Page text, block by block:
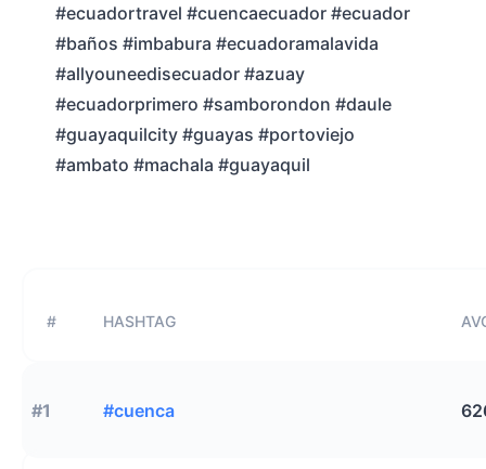
#ecuadortravel #cuencaecuador #ecuador
#baños #imbabura #ecuadoramalavida
#allyouneedisecuador #azuay
#ecuadorprimero #samborondon #daule
#guayaquilcity #guayas #portoviejo
#ambato #machala #guayaquil
# HASHTAG
#1 #cuenca